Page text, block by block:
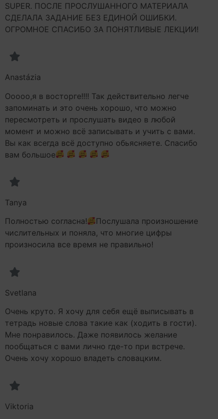
SUPER. ПОСЛЕ ПРОСЛУШАННОГО МАТЕРИАЛА
СДЕЛАЛА ЗАДАНИЕ БЕЗ ЕДИНОЙ ОШИБКИ.
ОГРОМНОЕ СПАСИБО ЗА ПОНЯТЛИВЫЕ ЛЕКЦИИ!
Anastázia
Ооооо,я в восторге!!!! Так действительно легче
запоминать и это очень хорошо, что можно
пересмотреть и прослушать видео в любой
момент и можно всё записывать и учить с вами.
Вы как всегда всё доступно обьясняете. Спасибо
вам большое
Tanya
Полностью согласна!
Послушала произношение
числительных и поняла, что многие цифры
произносила все время не правильно!
Svetlana
Очень круто. Я хочу для себя ещё выписывать в
тетрадь новые слова такие как (ходить в гости).
Мне понравилось. Даже появилось желание
пообщаться с вами лично где-то при встрече.
Очень хочу хорошо владеть словацким.
Viktoria